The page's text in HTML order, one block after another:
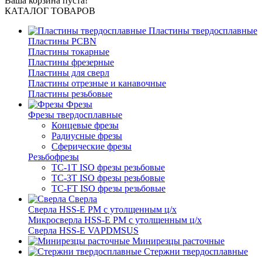
КАТАЛОГ ТОВАРОВ
Пластины твердосплавные
Пластины PCBN
Пластины токарные
Пластины фрезерные
Пластины для сверл
Пластины отрезные и канавочные
Пластины резьбовые
Фрезы
Фрезы твердосплавные
Концевые фрезы
Радиусные фрезы
Сферические фрезы
Резьбофрезы
TC-1T ISO фрезы резьбовые
TC-3T ISO фрезы резьбовые
TC-FT ISO фрезы резьбовые
Сверла
Cверла HSS-E PM c утолщенным ц/х
Микросверла HSS-E PM c утолщенным ц/х
Сверла HSS-E VAPDMSUS
Минирезцы расточные
Cтержни твердосплавные